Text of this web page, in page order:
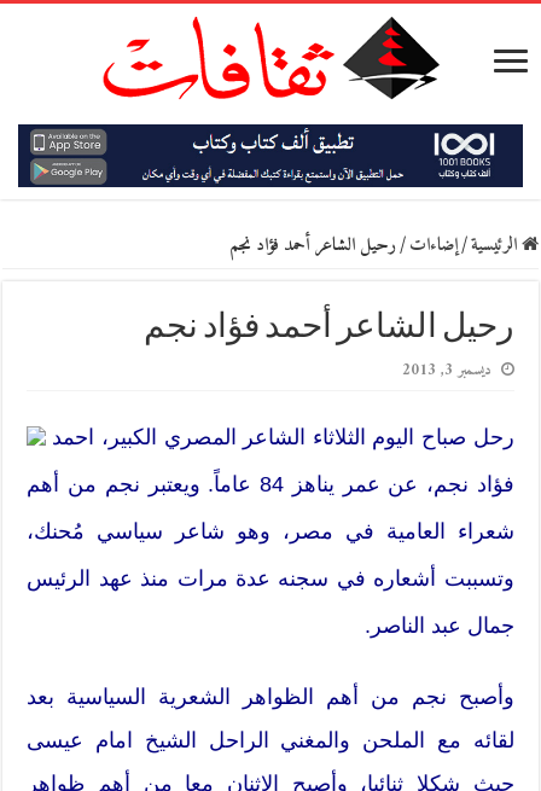
الرئيسية/إضاءات/رحيل الشاعر أحمد فؤاد نجم
رحيل الشاعر أحمد فؤاد نجم
ديسمبر 3, 2013
رحل صباح اليوم الثلاثاء الشاعر المصري الكبير، احمد
فؤاد نجم، عن عمر يناهز 84 عاماً. ويعتبر نجم من أهم
شعراء العامية في مصر، وهو شاعر سياسي مُحنك،
وتسببت أشعاره في سجنه عدة مرات منذ عهد الرئيس
جمال عبد الناصر.
وأصبح نجم من أهم الظواهر الشعرية السياسية بعد
لقائه مع الملحن والمغني الراحل الشيخ امام عيسى
حيث شكلا ثنائيا، وأصبح الاثنان معا من أهم ظواهر